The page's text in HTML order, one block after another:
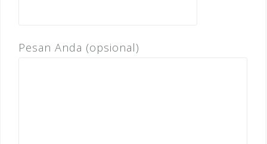
Pesan Anda (opsional)